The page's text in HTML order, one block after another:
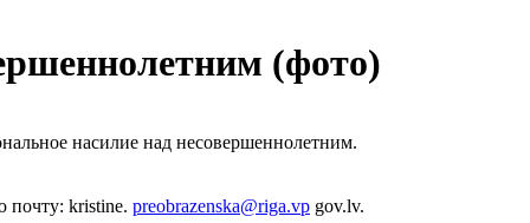
(фото)
насилие над несовершеннолетним.
почту: kristine. preobrazenska@riga.vp gov.lv.